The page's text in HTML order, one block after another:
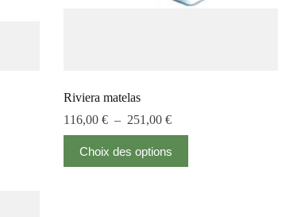
Riviera matelas
116,00 € – 251,00 €
Choix des options